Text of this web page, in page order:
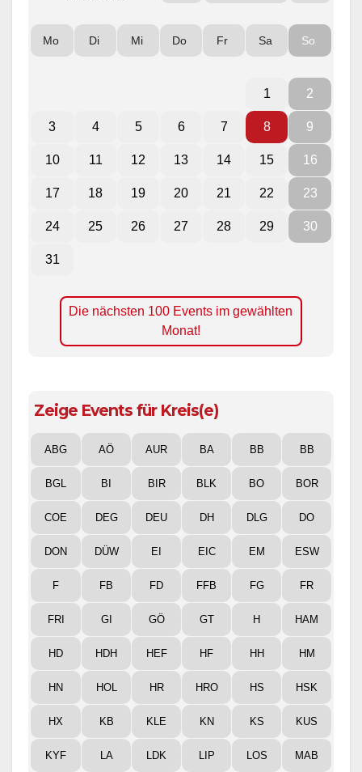
Mo Di Mi Do Fr Sa So
1 2
3 4 5 6 7 8 9
10 11 12 13 14 15 16
17 18 19 20 21 22 23
24 25 26 27 28 29 30
31
Die nächsten 100 Events im gewählten
Monat!
Zeige Events für Kreis(e)
ABG AÖ AUR BA BB BB
BGL BI BIR BLK BO BOR
COE DEG DEU DH DLG DO
DON DÜW EI EIC EM ESW
F FB FD FFB FG FR
FRI GI GÖ GT H HAM
HD HDH HEF HF HH HM
HN HOL HR HRO HS HSK
HX KB KLE KN KS KUS
KYF LA LDK LIP LOS MAB